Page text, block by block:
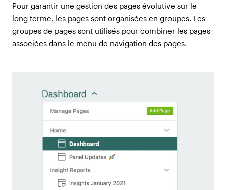
Pour garantir une gestion des pages évolutive sur le
long terme, les pages sont organisées en groupes. Les
groupes de pages sont utilisés pour combiner les pages
associées dans le menu de navigation des pages.